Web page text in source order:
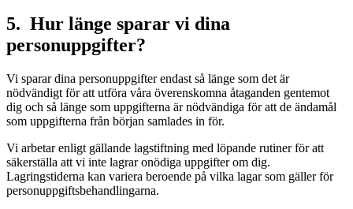
5. Hur länge sparar vi dina
personuppgifter?
Vi sparar dina personuppgifter endast så länge som det är
nödvändigt för att utföra våra överenskomna åtaganden gentemot
dig och så länge som uppgifterna är nödvändiga för att de ändamål
som uppgifterna från början samlades in för.
Vi arbetar enligt gällande lagstiftning med löpande rutiner för att
säkerställa att vi inte lagrar onödiga uppgifter om dig.
Lagringstiderna kan variera beroende på vilka lagar som gäller för
personuppgiftsbehandlingarna.